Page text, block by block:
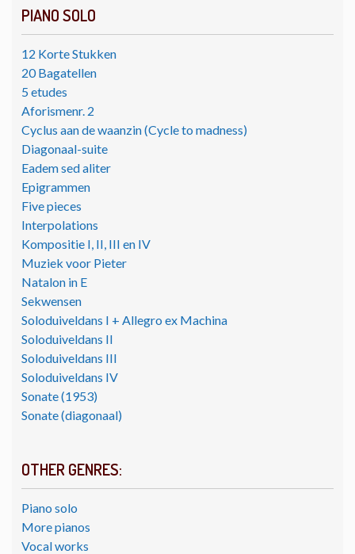
PIANO SOLO
12 Korte Stukken
20 Bagatellen
5 etudes
Aforismenr. 2
Cyclus aan de waanzin (Cycle to madness)
Diagonaal-suite
Eadem sed aliter
Epigrammen
Five pieces
Interpolations
Kompositie I, II, III en IV
Muziek voor Pieter
Natalon in E
Sekwensen
Soloduiveldans I + Allegro ex Machina
Soloduiveldans II
Soloduiveldans III
Soloduiveldans IV
Sonate (1953)
Sonate (diagonaal)
OTHER GENRES:
Piano solo
More pianos
Vocal works